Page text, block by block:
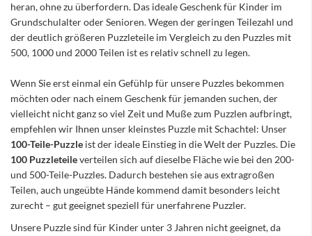
heran, ohne zu überfordern. Das ideale Geschenk für Kinder im
Grundschulalter oder Senioren. Wegen der geringen Teilezahl und
der deutlich größeren Puzzleteile im Vergleich zu den Puzzles mit
500, 1000 und 2000 Teilen ist es relativ schnell zu legen.
Wenn Sie erst einmal ein Gefühlp für unsere Puzzles bekommen
möchten oder nach einem Geschenk für jemanden suchen, der
vielleicht nicht ganz so viel Zeit und Muße zum Puzzlen aufbringt,
empfehlen wir Ihnen unser kleinstes Puzzle mit Schachtel: Unser
100-Teile-Puzzle ist der ideale Einstieg in die Welt der Puzzles. Die
100 Puzzleteileverteilen sich auf dieselbe Fläche wie bei den 200-
und 500-Teile-Puzzles. Dadurch bestehen sie aus extragroßen
Teilen, auch ungeübte Hände kommend damit besonders leicht
zurecht – gut geeignet speziell für unerfahrene Puzzler.
Unsere Puzzle sind für Kinder unter 3 Jahren nicht geeignet, da